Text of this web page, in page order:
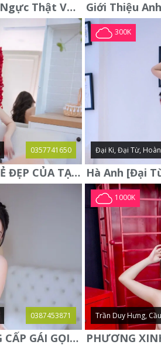
Diệp Anh Phố Cổ, Ngực Thật Vú To Thơm Tho Quyến Rũ
0357741650
PHƯƠNG LINH: VẺ ĐẸP CỦA TẠO HÓA, XINH ĐẸP, SEXY, QUYỄN RŨ
300K
Đại Ki, Đại Từ,
0387453871
KIỀU OANH-ĐẲNG CẤP GÁI GỌI XINH SANG-NGOAN NGOÃN
1000K
Trần Duy Hưng,